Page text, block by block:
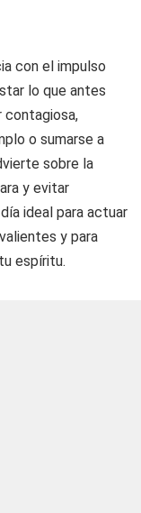
con el impulso
lo que antes
contagiosa,
o sumarse a
sobre la
y evitar
ideal para actuar
y para
espíritu.